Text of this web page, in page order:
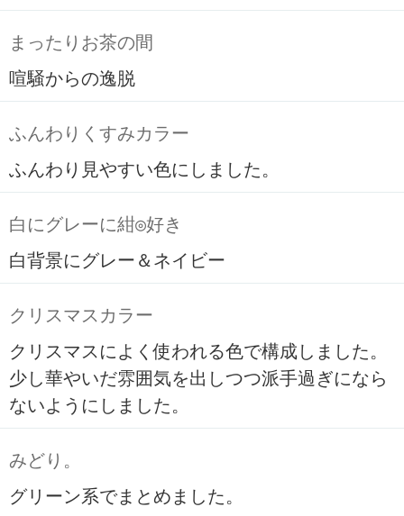
まったりお茶の間
喧騒からの逸脱
ふんわりくすみカラー
ふんわり見やすい色にしました。
白にグレーに紺◎好き
白背景にグレー＆ネイビー
クリスマスカラー
クリスマスによく使われる色で構成しました。
少し華やいだ雰囲気を出しつつ派手過ぎになら
ないようにしました。
みどり。
グリーン系でまとめました。